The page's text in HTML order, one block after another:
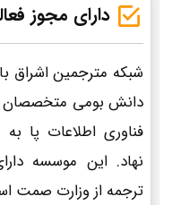
دارای مجوز
شبکه مترجمین اشراق
دانش بومی متخصصان
فناوری اطلاعات پا
نهاد. این موسسه
ترجمه از وزارت صمت